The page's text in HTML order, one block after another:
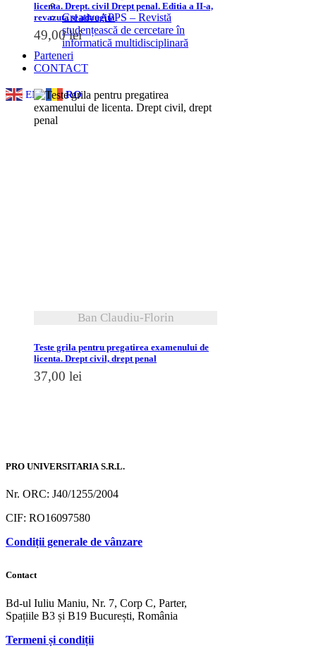
CreativeAPPS – Revistă
studențească de cercetare în
informatică multidisciplinară
Parteneri
CONTACT
EN RO
licenta. Drept. civil Drept penal. Editia a II-a,
revazuta si adaugita
49,00lei
Ban Claudiu-Florin
Teste grila pentru pregatirea examenului de
licenta. Drept civil, drept penal
37,00 lei
PRO UNIVERSITARIA S.R.L.
Nr. ORC: J40/1255/2004
CIF: RO16097580
Condiții generale de vânzare
Contact
Bd-ul Iuliu Maniu, Nr. 7, Corp C, Parter,
Spațiile B3 și B19 București, România
Termeni și condiții